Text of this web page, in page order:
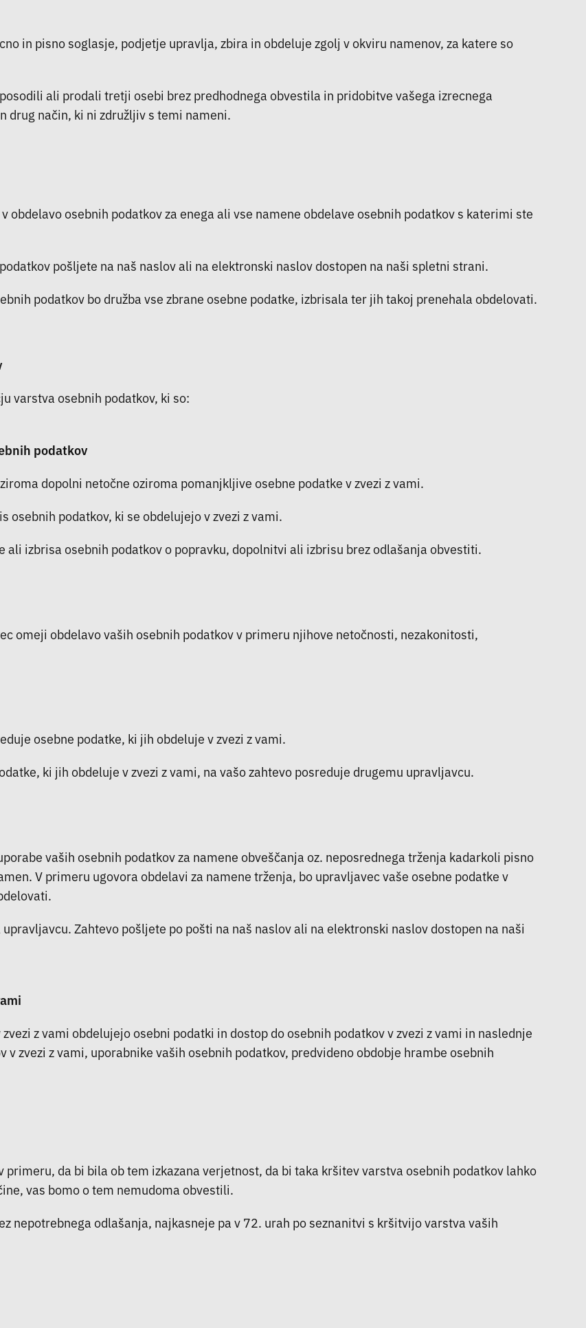
in pisno soglasje, podjetje upravlja, zbira in obdeluje zgolj v okviru namenov, za katere so
ali prodali tretji osebi brez predhodnega obvestila in pridobitve vašega izrecnega
drug način, ki ni združljiv s temi nameni.
osebnih podatkov za enega ali vse namene obdelave osebnih podatkov s katerimi ste
pošljete na naš naslov ali na elektronski naslov dostopen na naši spletni strani.
podatkov bo družba vse zbrane osebne podatke, izbrisala ter jih takoj prenehala obdelovati.
varstva osebnih podatkov, ki so:
podatkov
dopolni netočne oziroma pomanjkljive osebne podatke v zvezi z vami.
podatkov, ki se obdelujejo v zvezi z vami.
izbrisa osebnih podatkov o popravku, dopolnitvi ali izbrisu brez odlašanja obvestiti.
omeji obdelavo vaših osebnih podatkov v primeru njihove netočnosti, nezakonitosti,
osebne podatke, ki jih obdeluje v zvezi z vami.
ki jih obdeluje v zvezi z vami, na vašo zahtevo posreduje drugemu upravljavcu.
vaših osebnih podatkov za namene obveščanja oz. neposrednega trženja kadarkoli pisno
V primeru ugovora obdelavi za namene trženja, bo upravljavec vaše osebne podatke v
Zahtevo pošljete po pošti na naš naslov ali na elektronski naslov dostopen na naši
z vami obdelujejo osebni podatki in dostop do osebnih podatkov v zvezi z vami in naslednje
zvezi z vami, uporabnike vaših osebnih podatkov, predvideno obdobje hrambe osebnih
da bi bila ob tem izkazana verjetnost, da bi taka kršitev varstva osebnih podatkov lahko
vas bomo o tem nemudoma obvestili.
nepotrebnega odlašanja, najkasneje pa v 72. urah po seznanitvi s kršitvijo varstva vaših